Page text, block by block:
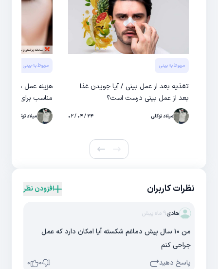
مربوط به بینی
تغذیه بعد از عمل بینی / آیا جویدن غذا
بعد از عمل بینی درست است؟
میلاد توکلی ۲۴ / ۰۴ / ۰۲
مربوط به بینی
هزینه عمل دماغ
مناسب برای
میلاد توکلی
نظرات کاربران افزودن نظر
هادی9 ماه پیش
من ۱۰ سال پیش دماغم شکسته آیا امکان دارد که عمل
جراحی کنم
پاسخ دهید
0
0